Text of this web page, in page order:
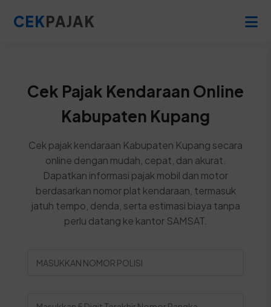
CEKPAJAK
Cek Pajak Kendaraan Online
Kabupaten Kupang
Cek pajak kendaraan Kabupaten Kupang secara
online dengan mudah, cepat, dan akurat.
Dapatkan informasi pajak mobil dan motor
berdasarkan nomor plat kendaraan, termasuk
jatuh tempo, denda, serta estimasi biaya tanpa
perlu datang ke kantor SAMSAT.